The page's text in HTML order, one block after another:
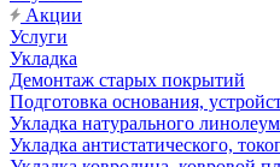
Акции
Услуги
Укладка
Демонтаж старых покрытий
Подготовка основания,
Укладка натурального
Укладка антистатического,